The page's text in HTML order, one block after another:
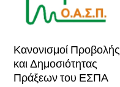
Κανονισμοί Προβολής
και Δημοσιότητας
Πράξεων του ΕΣΠΑ